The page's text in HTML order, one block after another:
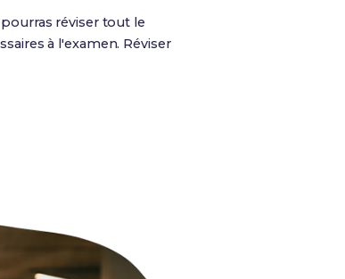
réviser tout le
à l'examen. Réviser